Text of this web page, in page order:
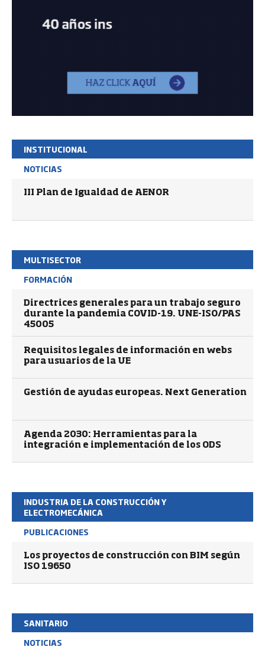
INSTITUCIONAL
NOTICIAS
III Plan de Igualdad de AENOR
MULTISECTOR
FORMACIÓN
Directrices generales para un trabajo seguro
durante la pandemia COVID-19. UNE-ISO/PAS
45005
Requisitos legales de información en webs
para usuarios de la UE
Gestión de ayudas europeas. Next Generation
Agenda 2030: Herramientas para la
integración e implementación de los ODS
INDUSTRIA DE LA CONSTRUCCIÓN Y
ELECTROMECÁNICA
PUBLICACIONES
Los proyectos de construcción con BIM según
ISO 19650
SANITARIO
NOTICIAS